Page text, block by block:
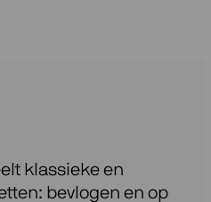
klassieke en
bevlogen en op